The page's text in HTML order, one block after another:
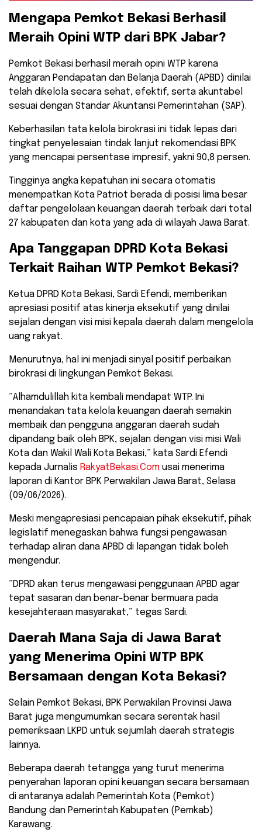
​Mengapa Pemkot Bekasi Berhasil
Meraih Opini WTP dari BPK Jabar?
​Pemkot Bekasi berhasil meraih opini WTP karena
Anggaran Pendapatan dan Belanja Daerah (APBD) dinilai
telah dikelola secara sehat, efektif, serta akuntabel
sesuai dengan Standar Akuntansi Pemerintahan (SAP).
Keberhasilan tata kelola birokrasi ini tidak lepas dari
tingkat penyelesaian tindak lanjut rekomendasi BPK
yang mencapai persentase impresif, yakni 90,8 persen.
​Tingginya angka kepatuhan ini secara otomatis
menempatkan Kota Patriot berada di posisi lima besar
daftar pengelolaan keuangan daerah terbaik dari total
27 kabupaten dan kota yang ada di wilayah Jawa Barat.
​Apa Tanggapan DPRD Kota Bekasi
Terkait Raihan WTP Pemkot Bekasi?
​Ketua DPRD Kota Bekasi, Sardi Efendi, memberikan
apresiasi positif atas kinerja eksekutif yang dinilai
sejalan dengan visi misi kepala daerah dalam mengelola
uang rakyat.
Menurutnya, hal ini menjadi sinyal positif perbaikan
birokrasi di lingkungan Pemkot Bekasi.
​”Alhamdulillah kita kembali mendapat WTP. Ini
menandakan tata kelola keuangan daerah semakin
membaik dan pengguna anggaran daerah sudah
dipandang baik oleh BPK, sejalan dengan visi misi Wali
Kota dan Wakil Wali Kota Bekasi,” kata Sardi Efendi
kepada Jurnalis RakyatBekasi.Com usai menerima
laporan di Kantor BPK Perwakilan Jawa Barat, Selasa
(09/06/2026).
​Meski mengapresiasi pencapaian pihak eksekutif, pihak
legislatif menegaskan bahwa fungsi pengawasan
terhadap aliran dana APBD di lapangan tidak boleh
mengendur.
​”DPRD akan terus mengawasi penggunaan APBD agar
tepat sasaran dan benar-benar bermuara pada
kesejahteraan masyarakat,” tegas Sardi.
​Daerah Mana Saja di Jawa Barat
yang Menerima Opini WTP BPK
Bersamaan dengan Kota Bekasi?
​Selain Pemkot Bekasi, BPK Perwakilan Provinsi Jawa
Barat juga mengumumkan secara serentak hasil
pemeriksaan LKPD untuk sejumlah daerah strategis
lainnya.
Beberapa daerah tetangga yang turut menerima
penyerahan laporan opini keuangan secara bersamaan
di antaranya adalah Pemerintah Kota (Pemkot)
Bandung dan Pemerintah Kabupaten (Pemkab)
Karawang.